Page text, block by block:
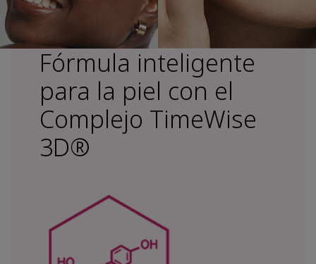
Fórmula inteligente
para la piel con el
Complejo TimeWise
3D®